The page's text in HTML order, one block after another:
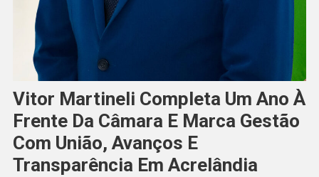
Vitor Martineli Completa Um Ano À
Frente Da Câmara E Marca Gestão
Com União, Avanços E
Transparência Em Acrelândia